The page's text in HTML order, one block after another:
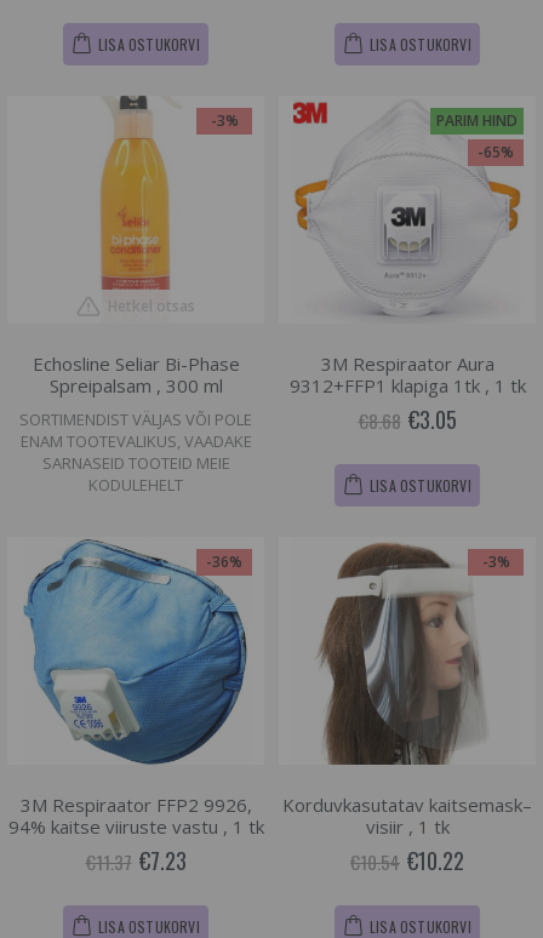
LISA OSTUKORVI LISA OSTUKORVI
-3%
Hetkel otsas
Echosline Seliar Bi-Phase
Spreipalsam , 300 ml
SORTIMENDIST VÄLJAS VÕI POLE
ENAM TOOTEVALIKUS, VAADAKE
SARNASEID TOOTEID MEIE
KODULEHELT
PARIM HIND
-65%
3M Respiraator Aura
9312+FFP1 klapiga 1tk , 1 tk
€8.68 €3.05
LISA OSTUKORVI
-36%
3M Respiraator FFP2 9926,
94% kaitse viiruste vastu , 1 tk
€11.37 €7.23
LISA OSTUKORVI
-3%
Korduvkasutatav kaitsemask–
visiir , 1 tk
€10.54 €10.22
LISA OSTUKORVI